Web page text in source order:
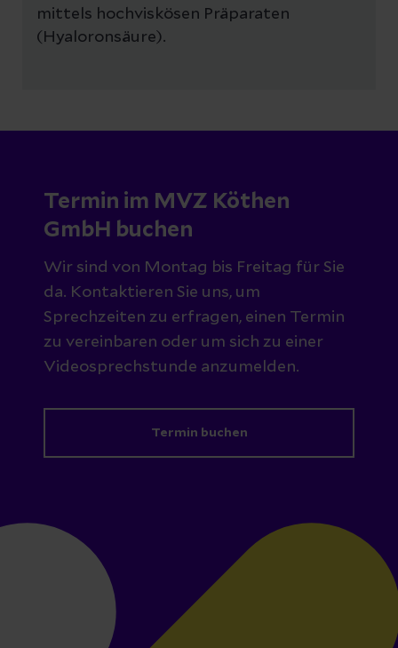
mittels hochviskösen Präparaten
(Hyaloronsäure).
Termin im MVZ Köthen
GmbH buchen
Wir sind von Montag bis Freitag für Sie
da. Kontaktieren Sie uns, um
Sprechzeiten zu erfragen, einen Termin
zu vereinbaren oder um sich zu einer
Videosprechstunde anzumelden.
Termin buchen